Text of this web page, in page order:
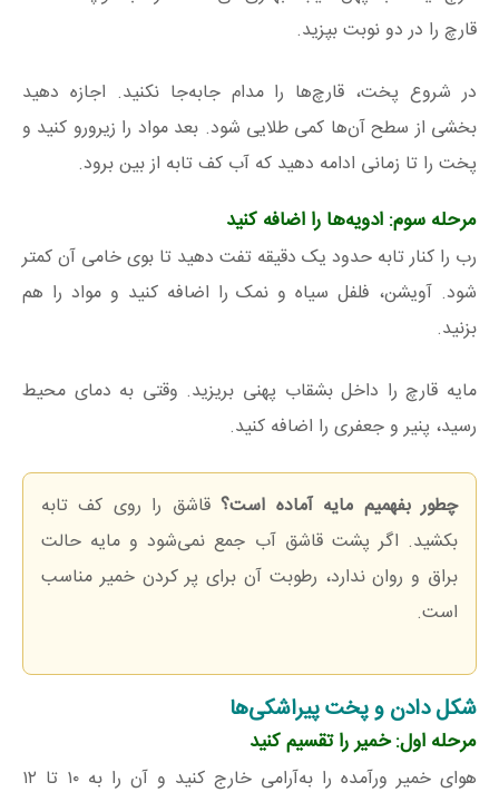
قارچ را در دو نوبت بپزید.
در شروع پخت، قارچ‌ها را مدام جابه‌جا نکنید. اجازه دهید
بخشی از سطح آن‌ها کمی طلایی شود. بعد مواد را زیرورو کنید و
پخت را تا زمانی ادامه دهید که آب کف تابه از بین برود.
مرحله سوم: ادویه‌ها را اضافه کنید
رب را کنار تابه حدود یک دقیقه تفت دهید تا بوی خامی آن کمتر
شود. آویشن، فلفل سیاه و نمک را اضافه کنید و مواد را هم
بزنید.
مایه قارچ را داخل بشقاب پهنی بریزید. وقتی به دمای محیط
رسید، پنیر و جعفری را اضافه کنید.
چطور بفهمیم مایه آماده است؟قاشق را روی کف تابه
بکشید. اگر پشت قاشق آب جمع نمی‌شود و مایه حالت
براق و روان ندارد، رطوبت آن برای پر کردن خمیر مناسب
است.
شکل دادن و پخت پیراشکی‌ها
مرحله اول: خمیر را تقسیم کنید
هوای خمیر ورآمده را به‌آرامی خارج کنید و آن را به ۱۰ تا ۱۲